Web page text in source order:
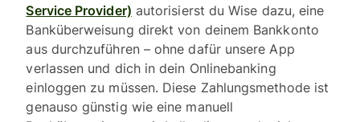
Service Provider) autorisierst du Wise dazu, eine
Banküberweisung direkt von deinem Bankkonto
aus durchzuführen – ohne dafür unsere App
verlassen und dich in dein Onlinebanking
einloggen zu müssen. Diese Zahlungsmethode ist
genauso günstig wie eine manuell